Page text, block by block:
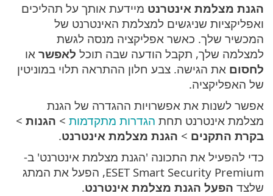
הגנת מצלמת אינטרנט מיידעת אותך על תהליכים
ואפליקציות שניגשים למצלמת האינטרנט של
המכשיר שלך. כאשר אפליקציה מנסה לגשת
למצלמה שלך, תקבל הודעה שבה תוכל לאפשר או
לחסום את הגישה. צבע חלון ההתראה תלוי במוניטין
של האפליקציה.
אפשר לשנות את אפשרויות ההגדרה של הגנת
מצלמת אינטרנט תחת הגדרות מתקדמות > הגנות >
בקרת התקנים > הגנת מצלמת אינטרנט.
כדי להפעיל את התכונה 'הגנת מצלמת אינטרנט' ב-
ESET Smart Security Premium, הפעל את המתג
שלצד הפעל הגנת מצלמת אינטרנט.